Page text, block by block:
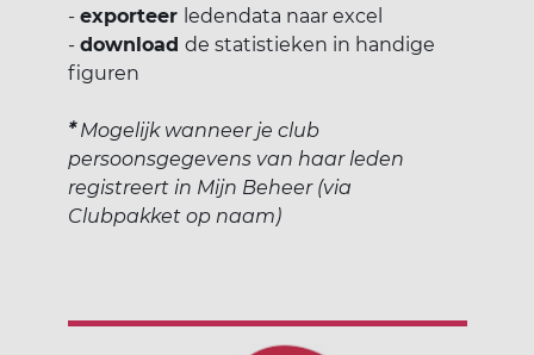
- exporteer ledendata naar excel
- download de statistieken in handige
figuren
*Mogelijk wanneer je club
persoonsgegevens van haar leden
registreert in Mijn Beheer (via
Clubpakket op naam)